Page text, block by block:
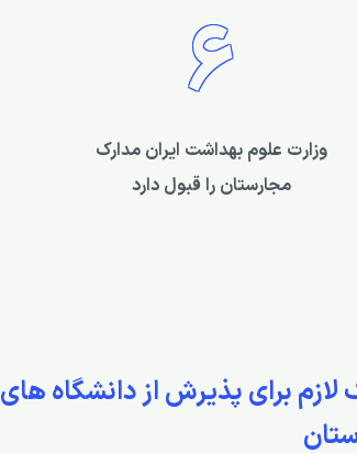
6
وزارت علوم بهداشت ایران مدارک
مجارستان را قبول دارد
لازم برای پذیرش از دانشگاه های